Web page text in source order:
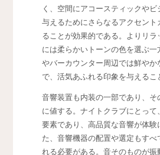
く、空間にアコースティックや
与えるためにさらなるアクセント
ることが効果的である。よりリラ
には柔らかいトーンの色を選ぶ一
やバーカウンター周辺では鮮やか
で、活気あふれる印象を与えるこ
音響装置も内装の一部であり、そ
に値する。ナイトクラブにとって
要素であり、高品質な音響が体験
た、音響機器の配置や選定もすべ
れる必要がある。音そのものが振